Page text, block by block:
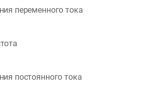
переменного тока
постоянного тока